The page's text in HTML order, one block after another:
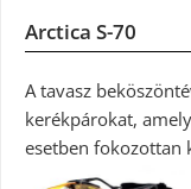
Arctica S-70
A tavasz
kerékpárokat,
esetben fokozottan